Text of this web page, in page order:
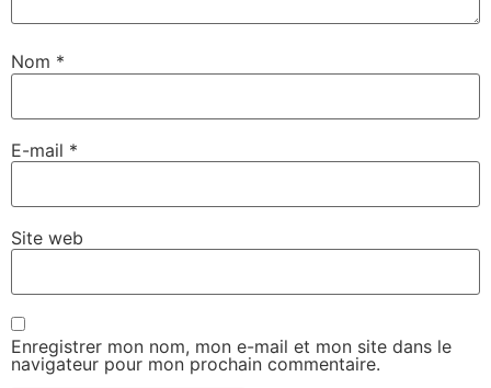
Nom *
E-mail *
Site web
Enregistrer mon nom, mon e-mail et mon site dans le
navigateur pour mon prochain commentaire.